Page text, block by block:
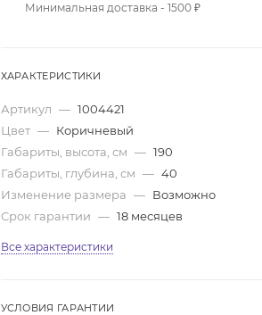
Минимальная доставка - 1500 ₽
ХАРАКТЕРИСТИКИ
Артикул — 1004421
Цвет — Коричневый
Габариты, высота, см — 190
Габариты, глубина, см — 40
Изменение размера — Возможно
Срок гарантии — 18 месяцев
Все характеристики
УСЛОВИЯ ГАРАНТИИ